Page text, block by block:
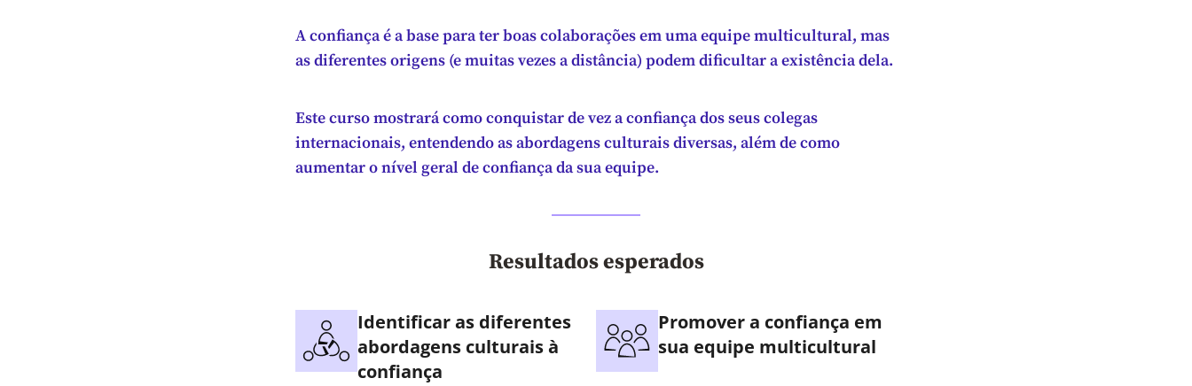
A confiança é a base para ter boas colaborações em uma equipe multicultural, mas
as diferentes origens (e muitas vezes a distância) podem dificultar a existência dela.
Este curso mostrará como conquistar de vez a confiança dos seus colegas
internacionais, entendendo as abordagens culturais diversas, além de como
aumentar o nível geral de confiança da sua equipe.
Resultados esperados
Identificar as diferentes
abordagens culturais à
confiança
Promover a confiança em
sua equipe multicultural